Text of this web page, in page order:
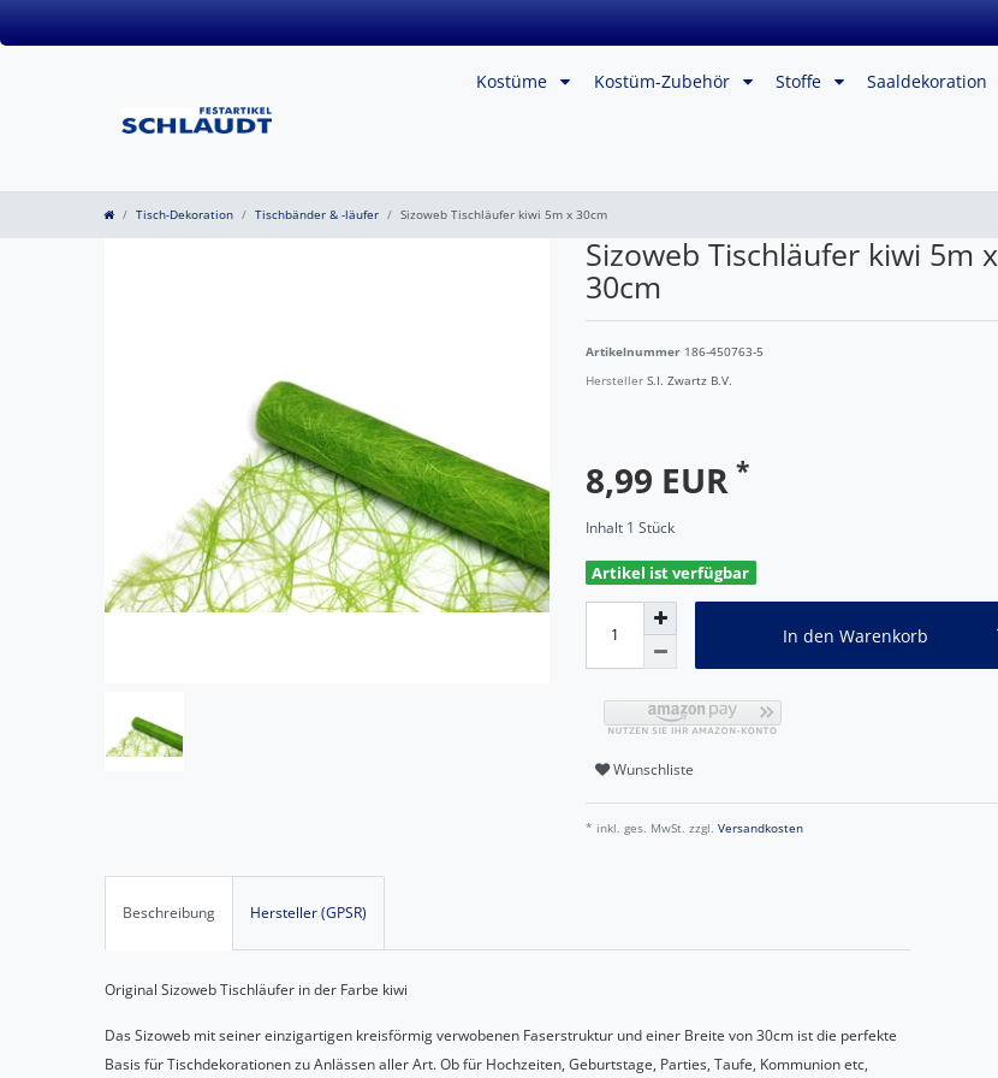
Kostüme Kostüm-Zubehör Stoffe Saaldekoration
Tisch-Dekoration Tischbänder & -läufer Sizoweb Tischläufer kiwi 5m x 30cm
Sizoweb Tischläufer kiwi 5m x
30cm
Artikelnummer 186-450763-5
Hersteller S.I. Zwartz B.V.
8,99 EUR *
Inhalt 1 Stück
Artikel ist verfügbar
In den Warenkorb
Wunschliste
* inkl. ges. MwSt. zzgl. Versandkosten
Beschreibung Hersteller (GPSR)
Original Sizoweb Tischläufer in der Farbe kiwi
Das Sizoweb mit seiner einzigartigen kreisförmig verwobenen Faserstruktur und einer Breite von 30cm ist die perfekte
Basis für Tischdekorationen zu Anlässen aller Art. Ob für Hochzeiten, Geburtstage, Parties, Taufe, Kommunion etc,